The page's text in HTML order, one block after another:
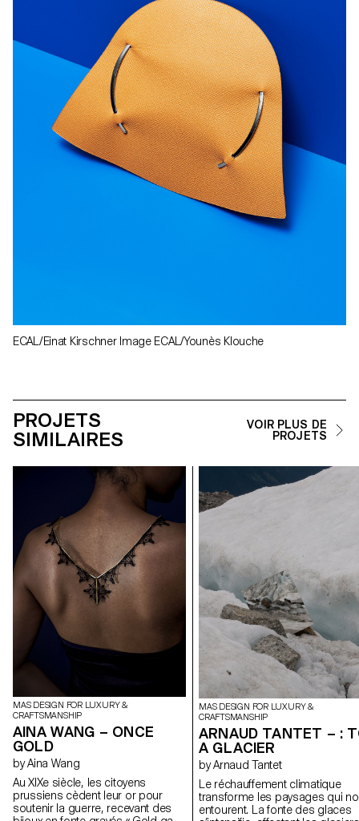
ECAL/Einat Kirschner Image ECAL/Younès Klouche
PROJETS
SIMILAIRES
VOIR PLUS DE
PROJETS
MAS DESIGN FOR LUXURY &
CRAFTSMANSHIP
AINA WANG – ONCE
GOLD
by Aina Wang
Au XIXe siècle, les citoyens
prussiens cèdent leur or pour
soutenir la guerre, recevant des
MAS DESIGN FOR LUXURY &
CRAFTSMANSHIP
ARNAUD TANTET – :
A GLACIER
by Arnaud Tantet
Le réchauffement climatique
transforme les paysages qui
entourent. La fonte des glaces